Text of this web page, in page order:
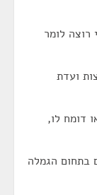
רוצה לומר
ועדת
דומח לו,
בתחום הגמלה